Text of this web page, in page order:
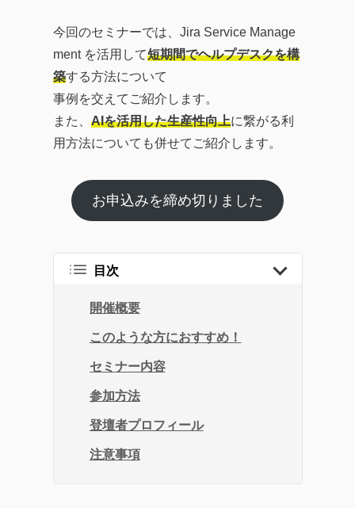
供しています。
企業が直面する課題の解
ルの活用方法を探求し、
生産性の向上に繋がる実
践的な情報をお届けする
今回のセミナーでは、Jira Service Manage
ment を活用して短期間でヘルプデスクを構
築する方法について
事例を交えてご紹介します。
また、 AIを活用した生産性向上に繋がる利
用方法についても併せてご紹介します。
お申込みを締め切りました
目次
開催概要
このような方におすすめ！
セミナー内容
参加方法
登壇者プロフィール
注意事項